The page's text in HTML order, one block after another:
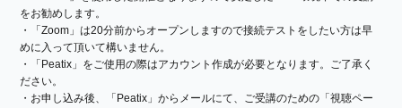
をお勧めします。
・「Zoom」は20分前からオープンしますので接続テストをしたい方は早
めに入って頂いて構いません。
・「Peatix」をご使用の際はアカウント作成が必要となります。ご了承く
ださい。
・お申し込み後、「Peatix」からメールにて、ご受講のための「視聴ペー